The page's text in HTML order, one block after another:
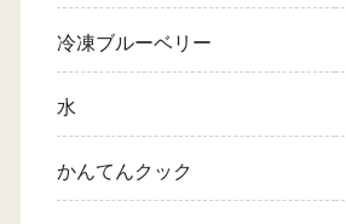
冷凍ブルーベリー
水
かんてんクック
有賀薫さんのスープ
牛肉
魚